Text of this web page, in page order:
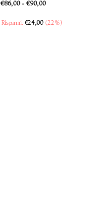
€86,00 - €90,00
Risparmi: €24,00 (22%)